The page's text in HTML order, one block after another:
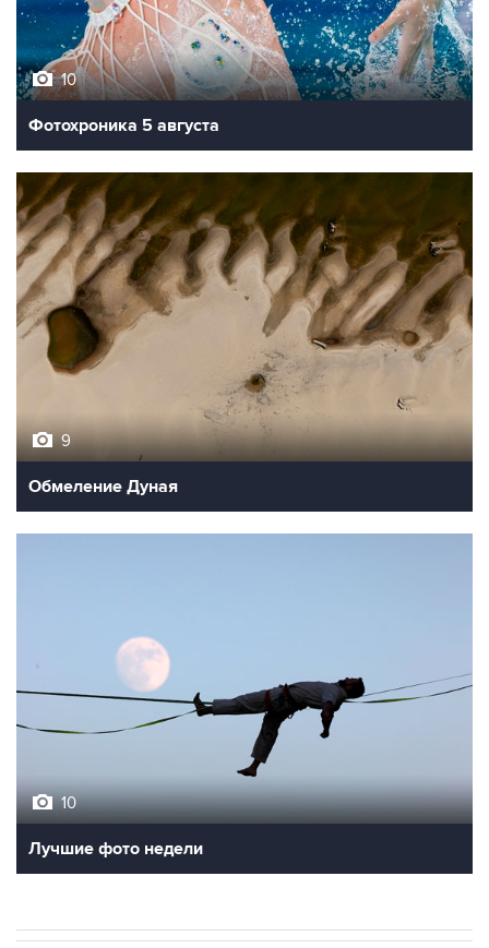
10
Фотохроника 5 августа
9
Обмеление Дуная
10
Лучшие фото недели